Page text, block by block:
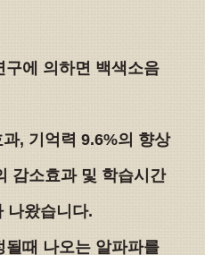
구에 의하면 백색소음
, 기억력 9.6%의 향상
감소효과 및 학습시간
나왔습니다.
될때 나오는 알파파를